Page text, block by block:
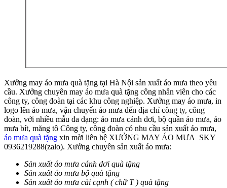
Xưởng may áo mưa quà tặng tại Hà Nội sản xuất áo mưa theo yêu
cầu. Xưởng chuyên may áo mưa quà tặng công nhân viên cho các
công ty, công đoàn tại các khu công nghiệp. Xưởng may áo mưa, in
logo lên áo mưa, vận chuyển áo mưa đến địa chỉ công ty, công
đoàn, với nhiều mẫu đa dạng: áo mưa cánh dơi, bộ quần áo mưa, áo
mưa bít, măng tô Công ty, công đoàn có nhu cầu sản xuất áo mưa,
áo mưa quà tặng xin mời liên hệ XƯỞNG MAY ÁO MƯA SKY
0936219288(zalo). Xưởng chuyên sản xuất áo mưa:
Sản xuất áo mưa cánh dơi quà tặng
Sản xuất áo mưa bộ quà tặng
Sản xuất áo mưa cài cạnh ( chữ T ) quà tặng